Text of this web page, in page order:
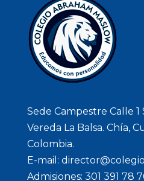
Sede Campestre Calle 1
Vereda La Balsa. Chía,
Colombia.
E-mail:
Admisiones: 301 391 78